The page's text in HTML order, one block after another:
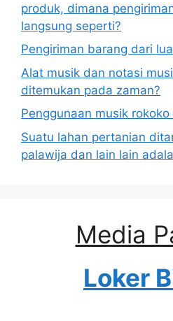
produk, dimana
langsung seperti?
Pengiriman barang dari
Alat musik dan notasi
ditemukan pada zaman?
Penggunaan musik
Suatu lahan pertanian
palawija dan lain lain
Media
Loker